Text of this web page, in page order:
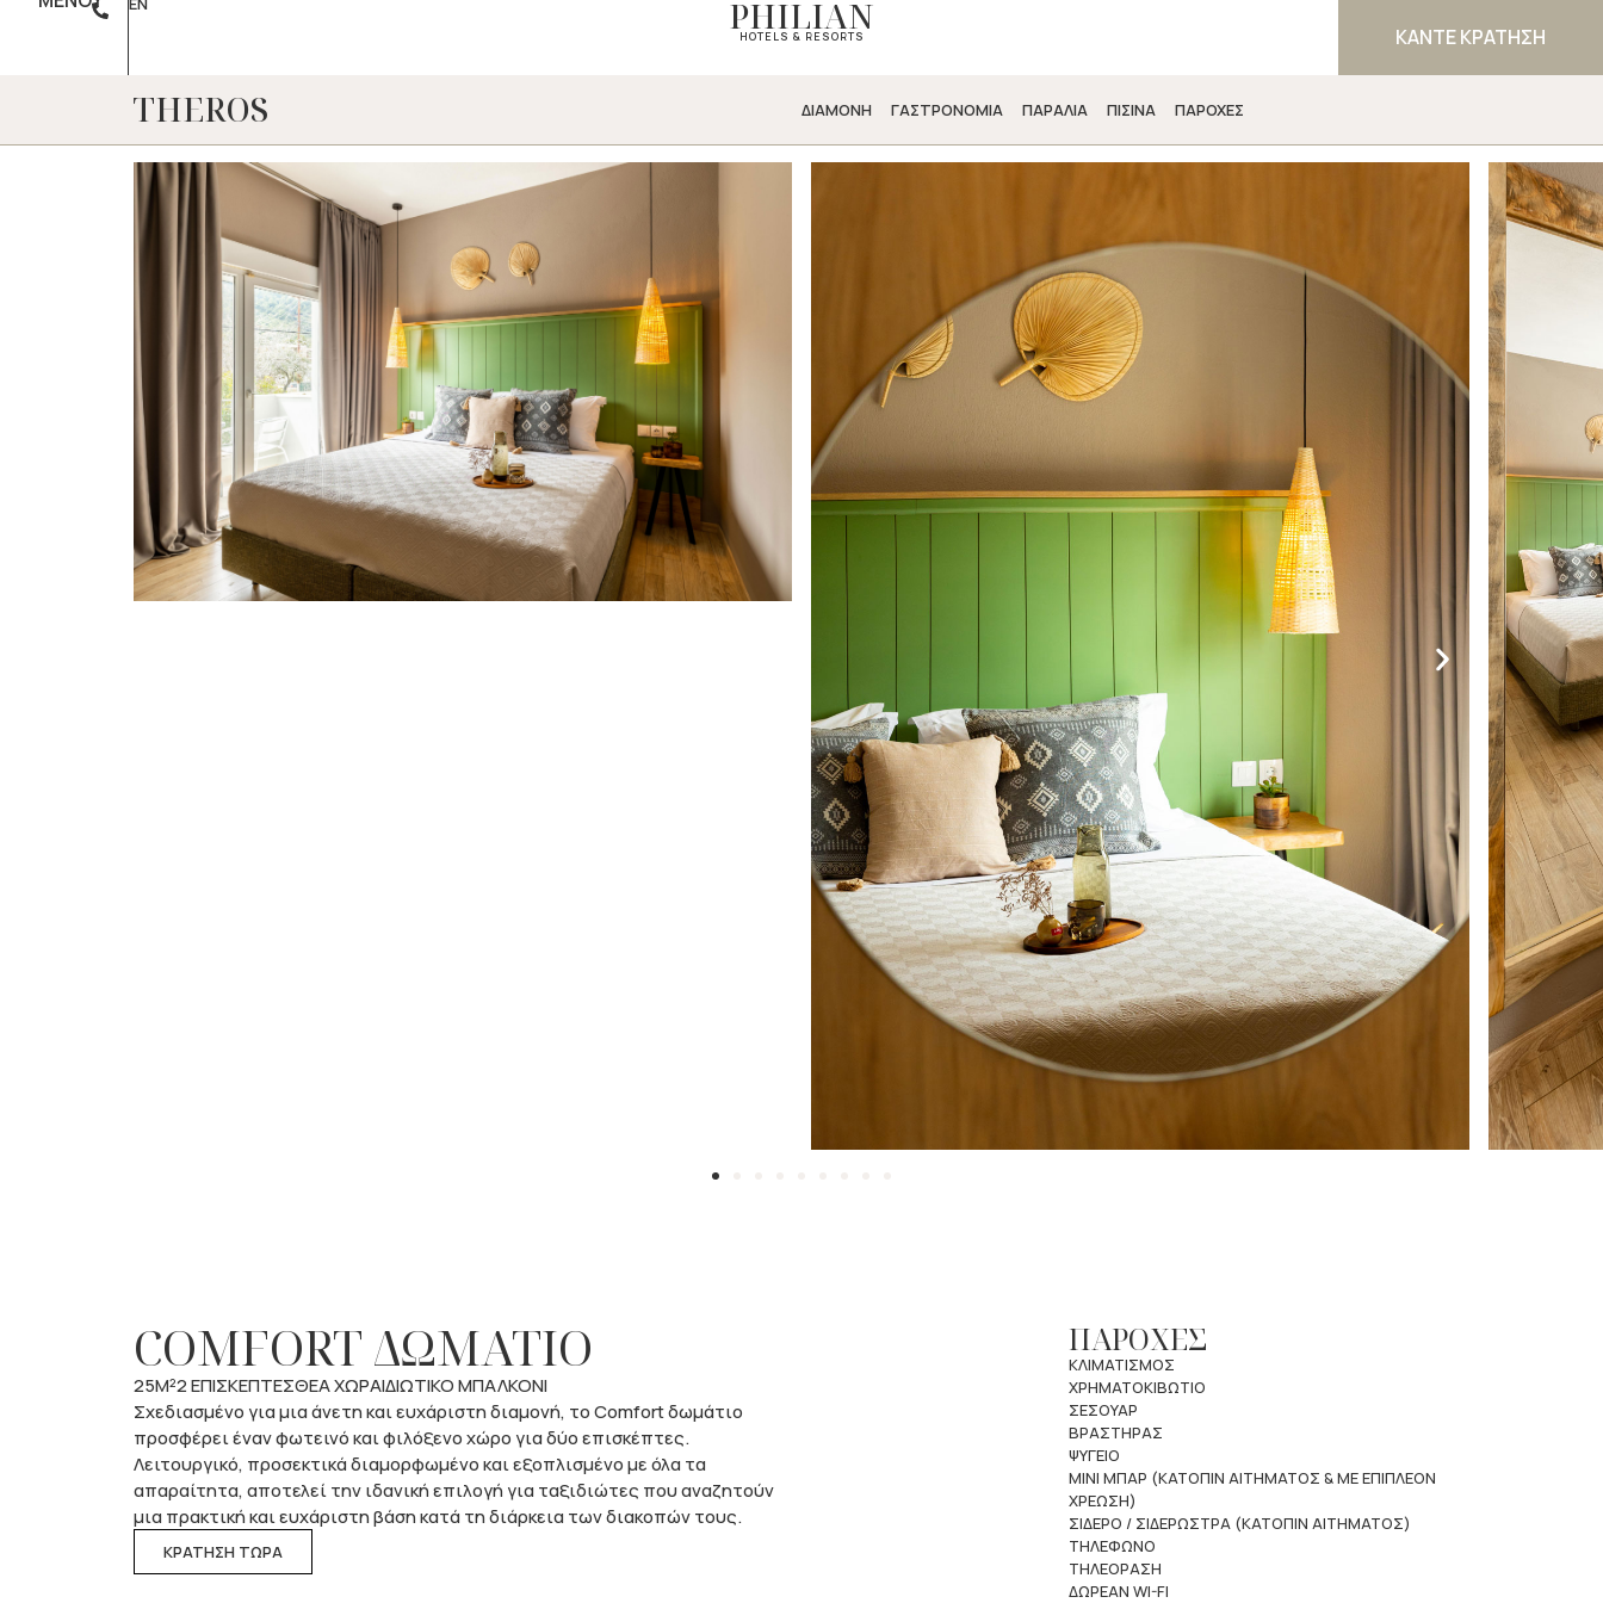
PHILIAN
HOTELS & RESORTS ΚΑΝΤΕ ΚΡΑΤΗΣΗ
THEROS ΔΙΑΜΟΝΗ ΓΑΣΤΡΟΝΟΜΙΑ ΠΑΡΑΛΙΑ ΠΙΣΙΝΑ ΠΑΡΟΧΕΣ
COMFORT ΔΩΜΑΤΙΟ
25M²2 ΕΠΙΣΚΕΠΤΕΣΘΕΑ ΧΩΡΑΙΔΙΩΤΙΚΟ ΜΠΑΛΚΟΝΙ
Σχεδιασμένο για μια άνετη και ευχάριστη διαμονή, το Comfort δωμάτιο
προσφέρει έναν φωτεινό και φιλόξενο χώρο για δύο επισκέπτες.
Λειτουργικό, προσεκτικά διαμορφωμένο και εξοπλισμένο με όλα τα
απαραίτητα, αποτελεί την ιδανική επιλογή για ταξιδιώτες που αναζητούν
μια πρακτική και ευχάριστη βάση κατά τη διάρκεια των διακοπών τους.
ΚΡΑΤΗΣΗ ΤΩΡΑ
ΠΑΡΟΧΕΣ
ΚΛΙΜΑΤΙΣΜΟΣ
ΧΡΗΜΑΤΟΚΙΒΩΤΙΟ
ΣΕΣΟΥΑΡ
ΒΡΑΣΤΗΡΑΣ
ΨΥΓΕΙΟ
ΜΙΝΙ ΜΠΑΡ (ΚΑΤΟΠΙΝ ΑΙΤΗΜΑΤΟΣ & ΜΕ ΕΠΙΠΛΕΟΝ
ΧΡΕΩΣΗ)
ΣΙΔΕΡΟ / ΣΙΔΕΡΩΣΤΡΑ (ΚΑΤΟΠΙΝ ΑΙΤΗΜΑΤΟΣ)
ΤΗΛΕΦΩΝΟ
ΤΗΛΕΟΡΑΣΗ
ΔΩΡΕΑΝ WI-FI